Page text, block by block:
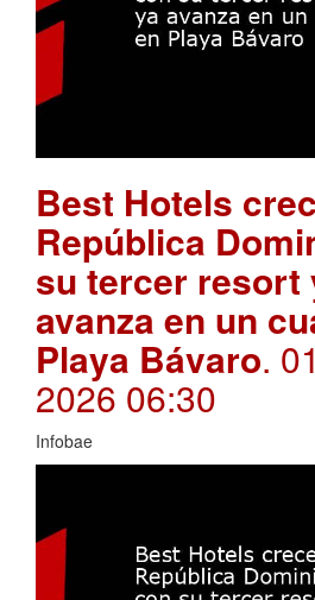
Best Hotels
República
su tercer resort
avanza en un
Playa Bávaro.
2026 06:30
Infobae